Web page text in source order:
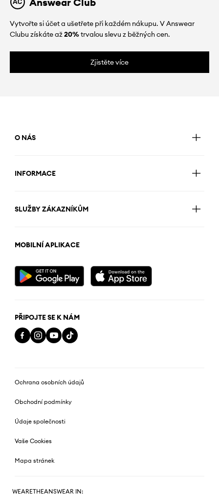
Vytvořte si účet a ušetřete při každém nákupu. V Answear
Clubu získáte až20%trvalou slevu z běžných cen.
Zjistěte více
O NÁS
INFORMACE
SLUŽBY ZÁKAZNÍKŮM
MOBILNÍ APLIKACE
PŘIPOJTE SE K NÁM
Ochrana osobních údajů
Obchodní podmínky
Údaje společnosti
Vaše Cookies
Mapa stránek
WEARETHEANSWEAR IN: